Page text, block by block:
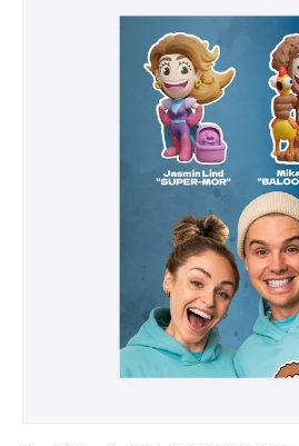
Skip to product information